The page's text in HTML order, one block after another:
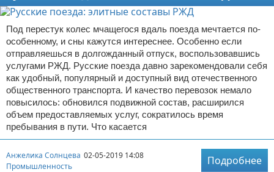
Под перестук колес мчащегося вдаль поезда мечтается по-
особенному, и сны кажутся интереснее. Особенно если
отправляешься в долгожданный отпуск, воспользовавшись
услугами РЖД. Русские поезда давно зарекомендовали себя
как удобный, популярный и доступный вид отечественного
общественного транспорта. И качество перевозок немало
повысилось: обновился подвижной состав, расширился
объем предоставляемых услуг, сократилось время
пребывания в пути. Что касается
Анжелика Солнцева 02-05-2019 14:08
Промышленность
Подробнее